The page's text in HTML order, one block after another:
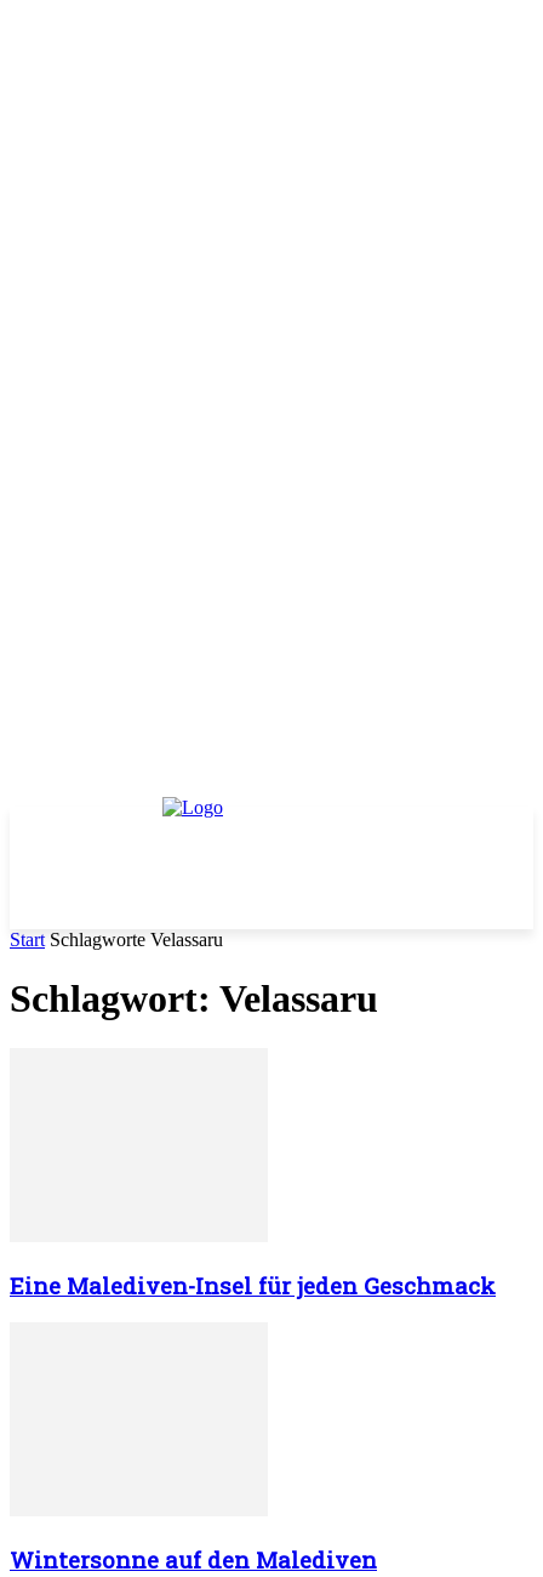
Start Schlagworte Velassaru
Schlagwort: Velassaru
Eine Malediven-Insel für jeden Geschmack
Wintersonne auf den Malediven